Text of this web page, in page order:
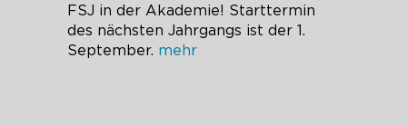
FSJ in der Akademie! Starttermin
des nächsten Jahrgangs ist der 1.
September. mehr